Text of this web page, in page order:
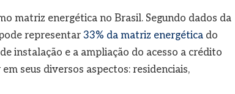
matriz energética no Brasil. Segundo dados da
representar 33% da matriz energéticado
instalação e a ampliação do acesso a crédito
seus diversos aspectos: residenciais,